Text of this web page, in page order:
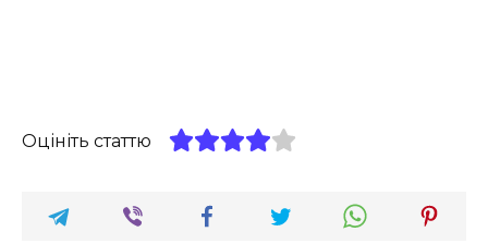
Оцініть статтю